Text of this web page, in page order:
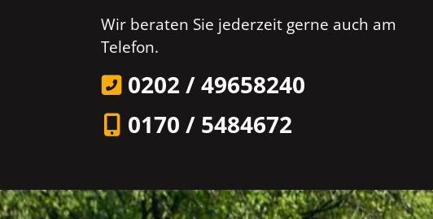
Wir beraten Sie jederzeit gerne auch am
Telefon.
0202 / 49658240
0170 / 5484672